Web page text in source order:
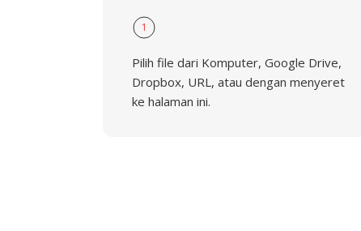
1
Pilih file dari Komputer, Google Drive,
Dropbox, URL, atau dengan menyeret
ke halaman ini.